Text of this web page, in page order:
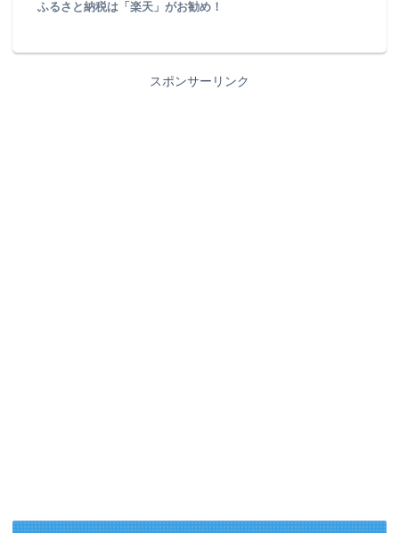
ふるさと納税は「楽天」がお勧め！
スポンサーリンク